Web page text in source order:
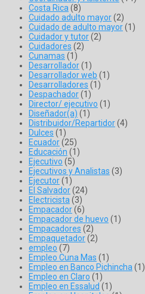
Costa Rica(8)
Cuidado adulto mayor(2)
Cuidado de adulto mayor(1)
Cuidador y tutor(2)
Cuidadores (2)
Cunamas (1)
Desarrollador(1)
Desarrollador web (1)
Desarrolladores (1)
Despachador(1)
Director/ ejecutivo (1)
Diseñador(a) (1)
Distribuidor/Repartidor(4)
Dulces (1)
Ecuador(25)
Educación (1)
Ejecutivo (5)
Ejecutivos y Analistas (3)
Ejecutor(1)
El Salvador(24)
Electricista(3)
Empacador(6)
Empacador de huevo (1)
Empacadores (2)
Empaquetador(2)
empleo (7)
Empleo Cuna Mas (1)
Empleo en Banco Pichincha(1)
Empleo en Claro (1)
Empleo en Essalud (1)